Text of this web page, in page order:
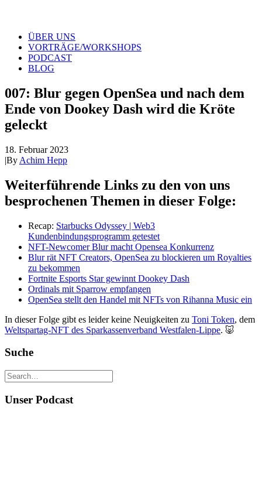
ÜBER UNS
VORTRÄGE/WORKSHOPS
PODCAST
BLOG
007: Blur gegen OpenSea und nach dem
Ende von Dookey Dash wird die Kröte
geleckt
18. Februar 2023
|By Achim Hepp
Weiterführende Links zu den von uns
besprochenen Themen in dieser Folge:
Recap: Starbucks Odyssey | Web3
Kundenbindungsprogramm getestet
NFT-Newcomer Blur macht Opensea Konkurrenz
Blur rät NFT Creators, OpenSea zu blockieren um Royalties
zu bekommen
Fortnite Esports Star gewinnt Dookey Dash
Ordinals mit Sparrow empfangen
OpenSea stellt den Handel mit NFTs von Rihanna Music ein
In dieser Folge gibt es leider keine Neuigkeiten zu Toni Token, dem
Weltspartag-NFT des Sparkassenverband Westfalen-Lippe. 🐷
Suche
Unser Podcast